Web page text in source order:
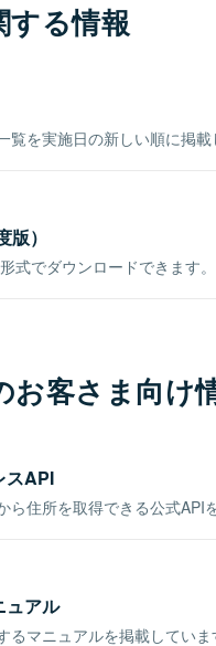
する情報
を実施日の新しい順に掲載
）
式でダウンロードできます。
お客さま向け
スAPI
住所を取得できる公式APIを
ュアル
マニュアルを掲載していま